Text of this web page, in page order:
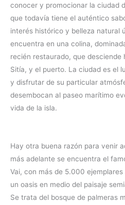
conocer y promocionar la ciudad
que todavía tiene el auténtico
interés histórico y belleza natural
encuentra en una colina,
recién restaurado, que desciende
Sitía, y el puerto. La ciudad es el
y disfrutar de su particular
desembocan al paseo marítimo
vida de la isla.
Hay otra buena razón para venir
más adelante se encuentra el
Vai, con más de 5.000
un oasis en medio del paisaje
Se trata del bosque de palmeras